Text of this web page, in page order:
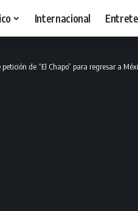
Internacional
de “El Chapo” para regresar a